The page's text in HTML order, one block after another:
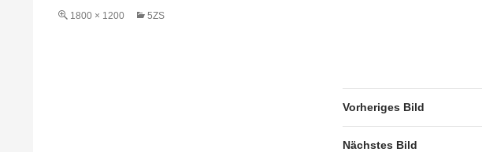
1800 × 1200 5ZS
Vorheriges Bild
Nächstes Bild